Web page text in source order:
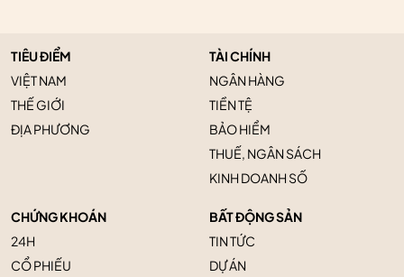
TIÊU ĐIỂM
VIỆT NAM
THẾ GIỚI
ĐỊA PHƯƠNG
TÀI CHÍNH
NGÂN HÀNG
TIỀN TỆ
BẢO HIỂM
THUẾ, NGÂN SÁCH
KINH DOANH SỐ
CHỨNG KHOÁN
24H
CỔ PHIẾU
BẤT ĐỘNG SẢN
TIN TỨC
DỰ ÁN